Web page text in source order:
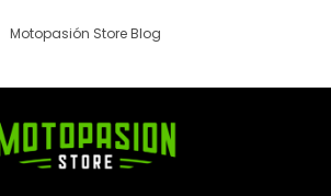
Motopasión Store Blog